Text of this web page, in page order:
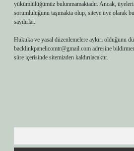
yükümlülüğümüz bulunmamaktadır. Ancak,
sorumluluğunu taşımakta olup, siteye üye olarak
sayılırlar.
Hukuka ve yasal düzenlemelere aykırı olduğunu
backlinkpanelicomtr@gmail.com adresine
süre içerisinde sitemizden kaldırılacaktır.